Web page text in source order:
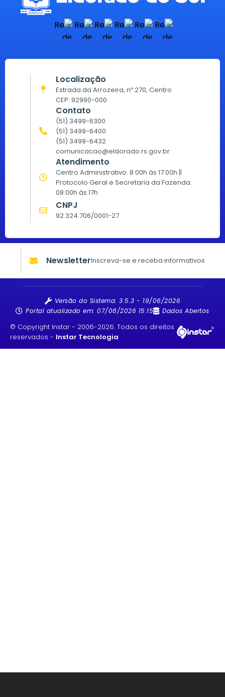
NewsletterInscreva-se e receba informativos
Localização
Estrada da Arrozeira, nº 270, Centro
CEP: 92990-000
Contato
(51) 3499-6300
(51) 3499-6400
(51) 3499-6432
comunicacao@eldorado.rs.gov.br
Atendimento
Centro Administrativo: 8:00h às 17:00h ||
Protocolo Geral e Secretaria da Fazenda:
08:00h às 17h
CNPJ
92.324.706/0001-27
Versão do Sistema:3.5.3 - 19/06/2026
Portal atualizado em:07/08/2026 15:15 Dados Abertos
© Copyright Instar - 2006-2026. Todos os direitos
reservados - Instar Tecnologia